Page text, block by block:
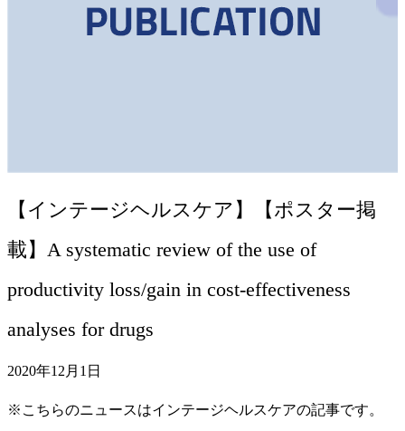
【インテージヘルスケア】【ポスター掲
載】A systematic review of the use of
productivity loss/gain in cost-effectiveness
analyses for drugs
2020年12月1日
※こちらのニュースはインテージヘルスケアの記事です。